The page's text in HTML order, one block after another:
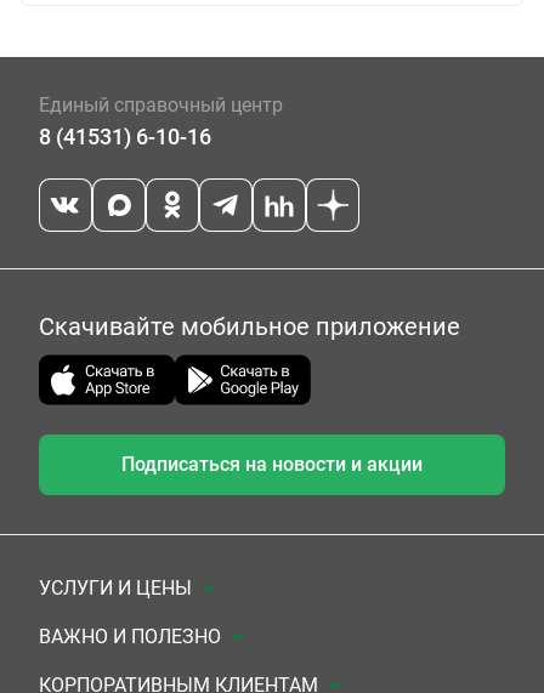
Единый справочный центр
8 (41531) 6-10-16
Скачивайте мобильное приложение
Подписаться на новости и акции
УСЛУГИ И ЦЕНЫ
Анализы
Комплексы
ВАЖНО И ПОЛЕЗНО
Документы для заключения договора
КОРПОРАТИВНЫМ КЛИЕНТАМ